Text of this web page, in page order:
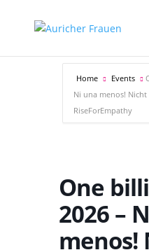
Home Events
Ni una menos!
RiseForEmpathy
One
2026 –
menos!